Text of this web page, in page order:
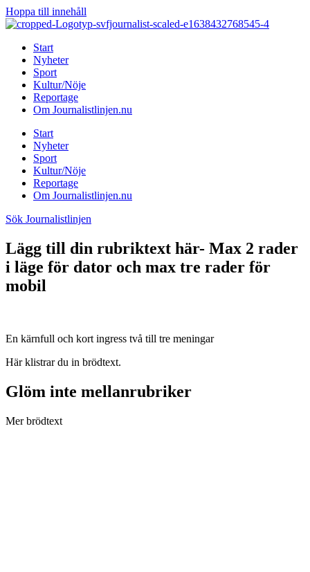
Hoppa till innehåll
Start
Nyheter
Sport
Kultur/Nöje
Reportage
Om Journalistlinjen.nu
Start
Nyheter
Sport
Kultur/Nöje
Reportage
Om Journalistlinjen.nu
Sök Journalistlinjen
Lägg till din rubriktext här- Max 2 rader
i läge för dator och max tre rader för
mobil
En kärnfull och kort ingress två till tre meningar
Här klistrar du in brödtext.
Glöm inte mellanrubriker
Mer brödtext